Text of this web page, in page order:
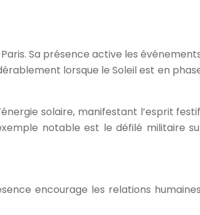
Sa présence active les
lorsque le Soleil est en
solaire, manifestant l’esprit
notable est le défilé militaire
encourage les relations